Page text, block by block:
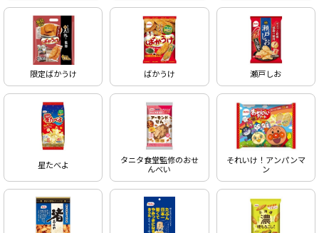
限定ばかうけ ばかうけ 瀬戸しお
星たべよ
タニタ食堂監修のおせ
んべい
それいけ！アンパンマ
ン